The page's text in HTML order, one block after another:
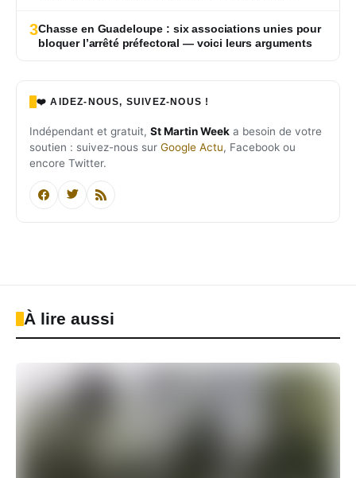
3Chasse en Guadeloupe : six associations unies pour
bloquer l’arrêté préfectoral — voici leurs arguments
❤️ AIDEZ-NOUS, SUIVEZ-NOUS !
Indépendant et gratuit, St Martin Week a besoin de votre
soutien : suivez-nous sur Google Actu, Facebook ou
encore Twitter.
À lire aussi